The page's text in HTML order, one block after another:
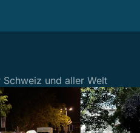
und aller Welt